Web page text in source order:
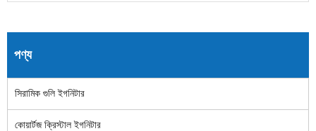
পণ্য
সিরামিক গুলি ইগনিটার
কোয়ার্টজ ক্রিস্টাল ইগনিটার